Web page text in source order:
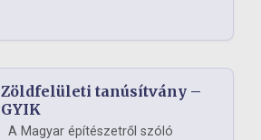
Zöldfelületi tanúsítvány –
GYIK
A Magyar építészetről szóló